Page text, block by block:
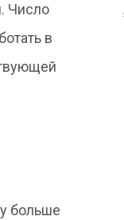
Число
в
больше